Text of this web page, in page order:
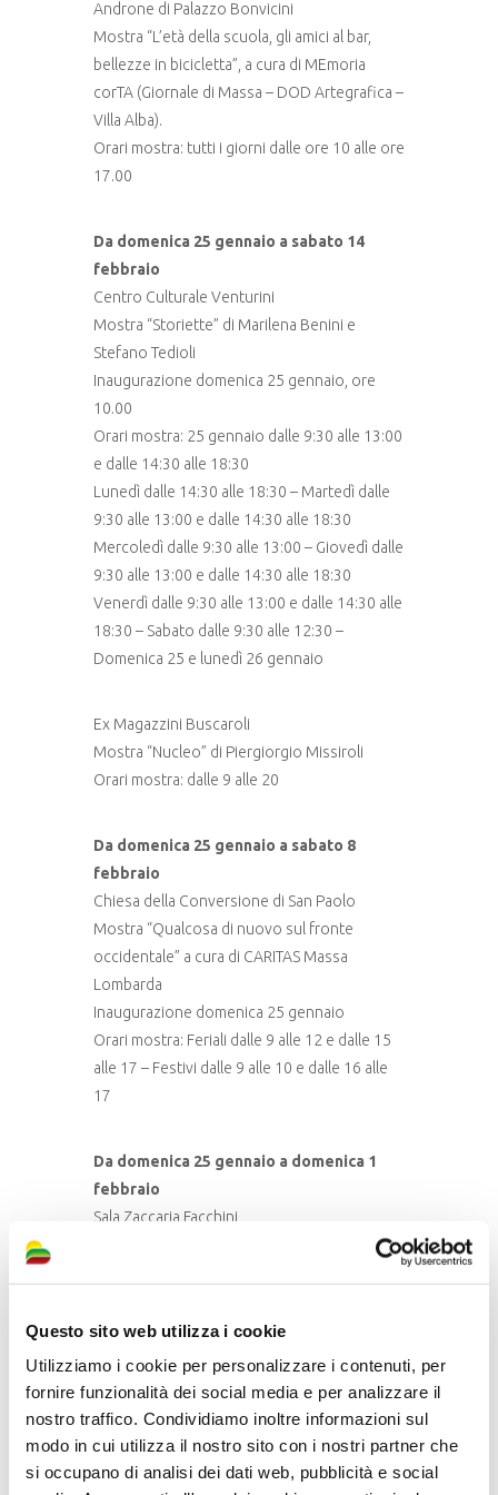
Questo sito web utilizza i cookie
Utilizziamo i cookie per personalizzare i contenuti, per
fornire funzionalità dei social media e per analizzare il
nostro traffico. Condividiamo inoltre informazioni sul
modo in cui utilizza il nostro sito con i nostri partner che
si occupano di analisi dei dati web, pubblicità e social
Androne di Palazzo Bonvicini
Mostra “L’età della scuola, gli amici al bar,
bellezze in bicicletta”, a cura di MEmoria
corTA (Giornale di Massa – DOD Artegrafica –
Villa Alba).
Orari mostra: tutti i giorni dalle ore 10 alle ore
17.00
Da domenica 25 gennaio a sabato 14
febbraio
Centro Culturale Venturini
Mostra “Storiette” di Marilena Benini e
Stefano Tedioli
Inaugurazione domenica 25 gennaio, ore
10.00
Orari mostra: 25 gennaio dalle 9:30 alle 13:00
e dalle 14:30 alle 18:30
Lunedì dalle 14:30 alle 18:30 – Martedì dalle
9:30 alle 13:00 e dalle 14:30 alle 18:30
Mercoledì dalle 9:30 alle 13:00 – Giovedì dalle
9:30 alle 13:00 e dalle 14:30 alle 18:30
Venerdì dalle 9:30 alle 13:00 e dalle 14:30 alle
18:30 – Sabato dalle 9:30 alle 12:30 –
Domenica 25 e lunedì 26 gennaio
Ex Magazzini Buscaroli
Mostra “Nucleo” di Piergiorgio Missiroli
Orari mostra: dalle 9 alle 20
Da domenica 25 gennaio a sabato 8
febbraio
Chiesa della Conversione di San Paolo
Mostra “Qualcosa di nuovo sul fronte
occidentale” a cura di CARITAS Massa
Lombarda
Inaugurazione domenica 25 gennaio
Orari mostra: Feriali dalle 9 alle 12 e dalle 15
alle 17 – Festivi dalle 9 alle 10 e dalle 16 alle
17
Da domenica 25 gennaio a domenica 1
febbraio
Sala Zaccaria Facchini
11:30
Sabato 24, Domenica 25, Sabato 31
gennaio e domenica 1 febbraio
Circolo Fotografico Massese
Mostra “Ferro e Forma. L’essenza